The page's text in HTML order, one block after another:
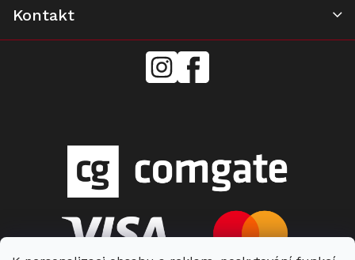
Kontakt
mielecentervlasek
Miele
Center